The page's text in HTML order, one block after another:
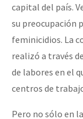
capital del país.
su preocupación
feminicidios. La
realizó a través
de labores en el
centros de
Pero no sólo en